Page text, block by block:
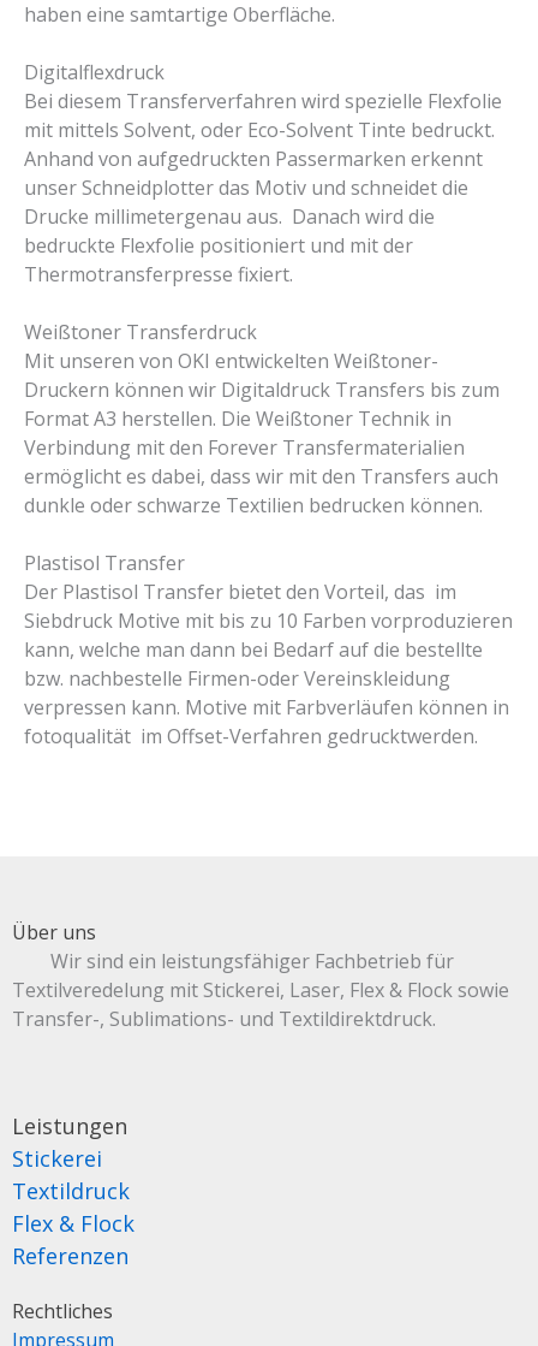
haben eine samtartige Oberfläche.
Digitalflexdruck
Bei diesem Transferverfahren wird spezielle Flexfolie
mit mittels Solvent, oder Eco-Solvent Tinte bedruckt.
Anhand von aufgedruckten Passermarken erkennt
unser Schneidplotter das Motiv und schneidet die
Drucke millimetergenau aus. Danach wird die
bedruckte Flexfolie positioniert und mit der
Thermotransferpresse fixiert.
Weißtoner Transferdruck
Mit unseren von OKI entwickelten Weißtoner-
Druckern können wir Digitaldruck Transfers bis zum
Format A3 herstellen. Die Weißtoner Technik in
Verbindung mit den Forever Transfermaterialien
ermöglicht es dabei, dass wir mit den Transfers auch
dunkle oder schwarze Textilien bedrucken können.
Plastisol Transfer
Der Plastisol Transfer bietet den Vorteil, das im
Siebdruck Motive mit bis zu 10 Farben vorproduzieren
kann, welche man dann bei Bedarf auf die bestellte
bzw. nachbestelle Firmen-oder Vereinskleidung
verpressen kann. Motive mit Farbverläufen können in
fotoqualität im Offset-Verfahren gedrucktwerden.
Über uns
Wir sind ein leistungsfähiger Fachbetrieb für
Textilveredelung mit Stickerei, Laser, Flex & Flock sowie
Transfer-, Sublimations- und Textildirektdruck.
Leistungen
Stickerei
Textildruck
Flex & Flock
Referenzen
Rechtliches
Impressum